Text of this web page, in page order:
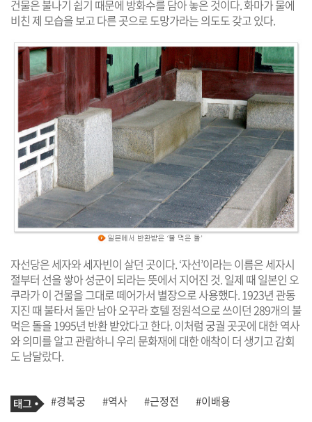
건물은 불나기 쉽기 때문에 방화수를 담아 놓은 것이다. 화마가 물에
비친 제 모습을 보고 다른 곳으로 도망가라는 의도도 갖고 있다.
자선당은 세자와 세자빈이 살던 곳이다. ‘자선’이라는 이름은 세자시
절부터 선을 쌓아 성군이 되라는 뜻에서 지어진 것. 일제 때 일본인 오
쿠라가 이 건물을 그대로 떼어가서 별장으로 사용했다. 1923년 관동
지진 때 불타서 돌만 남아 오꾸라 호텔 정원석으로 쓰이던 289개의 불
먹은 돌을 1995년 반환 받았다고 한다. 이처럼 궁궐 곳곳에 대한 역사
와 의미를 알고 관람하니 우리 문화재에 대한 애착이 더 생기고 감회
도 남달랐다.
기
사
태
그
#경복궁 #역사 #근정전 #이배용